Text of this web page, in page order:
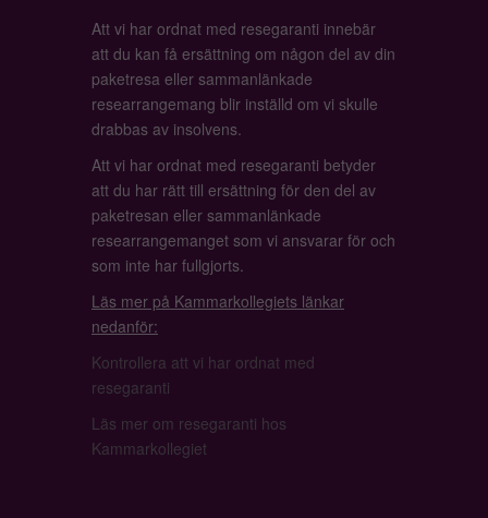
Att vi har ordnat med resegaranti innebär
att du kan få ersättning om någon del av din
paketresa eller sammanlänkade
researrangemang blir inställd om vi skulle
drabbas av insolvens.
Att vi har ordnat med resegaranti betyder
att du har rätt till ersättning för den del av
paketresan eller sammanlänkade
researrangemanget som vi ansvarar för och
som inte har fullgjorts.
Läs mer på Kammarkollegiets länkar
nedanför:
Kontrollera att vi har ordnat med
resegaranti
Läs mer om resegaranti hos
Kammarkollegiet